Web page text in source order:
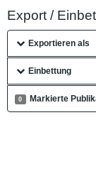
Export /
Exportieren als
Einbettung
0 Markierte